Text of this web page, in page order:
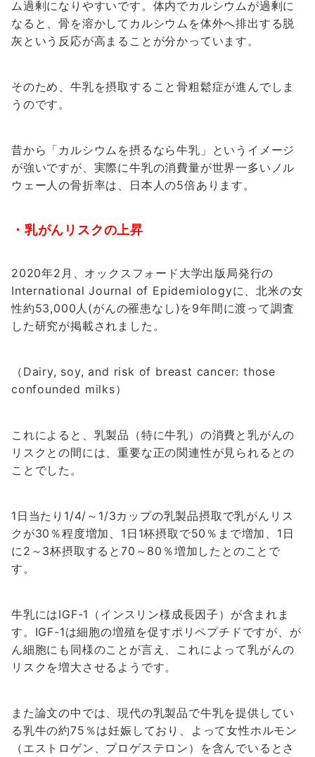
ム過剰になりやすいです。体内でカルシウムが過剰に
なると、骨を溶かしてカルシウムを体外へ排出する脱
灰という反応が高まることが分かっています。
そのため、牛乳を摂取すること骨粗鬆症が進んでしま
うのです。
昔から「カルシウムを摂るなら牛乳」というイメージ
が強いですが、実際に牛乳の消費量が世界一多いノル
ウェー人の骨折率は、日本人の5倍あります。
・乳がんリスクの上昇
2020年2月、オックスフォード大学出版局発行の
International Journal of Epidemiologyに、北米の女
性約53,000人(がんの罹患なし)を9年間に渡って調査
した研究が掲載されました。
（Dairy, soy, and risk of breast cancer: those
confounded milks）
これによると、乳製品（特に牛乳）の消費と乳がんの
リスクとの間には、重要な正の関連性が見られるとの
ことでした。
1日当たり1/4/～1/3カップの乳製品摂取で乳がんリス
クが30％程度増加、1日1杯摂取で50％まで増加、1日
に2～3杯摂取すると70～80％増加したとのことで
す。
牛乳にはIGF-1（インスリン様成長因子）が含まれま
す。IGF-1は細胞の増殖を促すポリペプチドですが、が
ん細胞にも同様のことが言え、これによって乳がんの
リスクを増大させるようです。
また論文の中では、現代の乳製品で牛乳を提供してい
る乳牛の約75％は妊娠しており、よって女性ホルモン
（エストロゲン、プロゲステロン）を含んでいるとさ